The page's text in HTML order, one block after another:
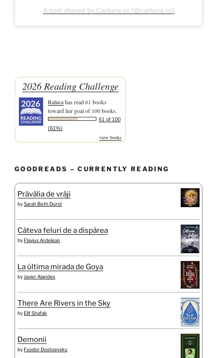
A post shared by Carturia.ro (@carturia.ro)
2026 Reading Challenge
Ralucahas read 61 books
toward her goal of 100 books.
61 of 100
(61%)
view books
GOODREADS – CURRENTLY READING
Prăvălia de vrăji
bySarah Beth Durst
Câteva feluri de a dispărea
by Flavius Ardelean
La última mirada de Goya
by Javier Alandes
There Are Rivers in the Sky
by Elif Shafak
Demonii
by Fyodor Dostoevsky